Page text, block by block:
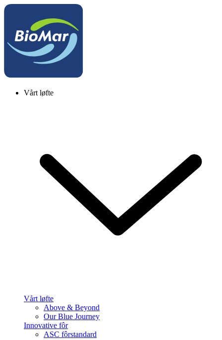
Vårt løfte
Vårt løfte
Above & Beyond
Our Blue Journey
Innovative fôr
ASC fôrstandard